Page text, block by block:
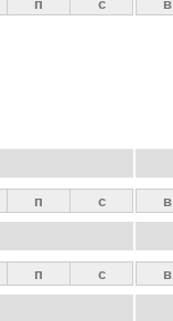
п с в
п с в